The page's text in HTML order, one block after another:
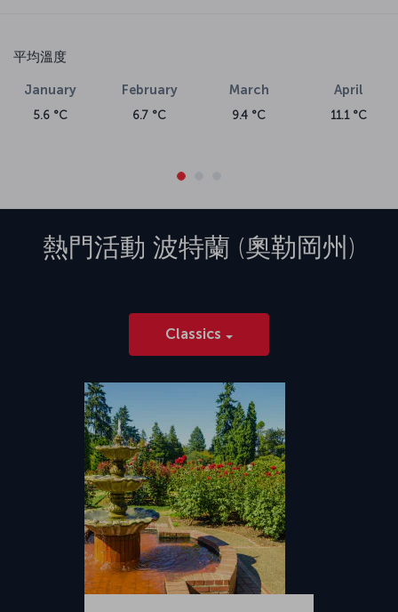
平均溫度
January
5.6 °C
February
6.7 °C
March
9.4 °C
April
11.1 °C
熱門活動 波特蘭 (奧勒岡州)
Classics